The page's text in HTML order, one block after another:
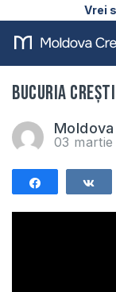
Vrei
Bucuria
03 martie